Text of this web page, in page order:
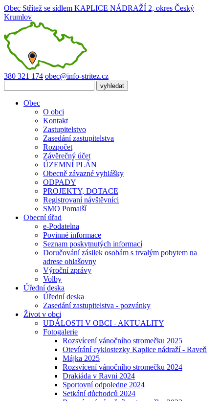
Obec Střítež se sídlem KAPLICE NÁDRAŽÍ 2, okres Český
Krumlov
380 321 174 obec@info-stritez.cz
Obec
O obci
Kontakt
Zastupitelstvo
Zasedání zastupitelstva
Rozpočet
Závěrečný účet
ÚZEMNÍ PLÁN
Obecně závazné vyhlášky
ODPADY
PROJEKTY, DOTACE
Registrovaní návštěvníci
SMO Pomalší
Obecní úřad
e-Podatelna
Povinné informace
Seznam poskytnutých informací
Doručování zásilek osobám s trvalým pobytem na
adrese ohlašovny
Výroční zprávy
Volby
Úřední deska
Úřední deska
Zasedání zastupitelstva - pozvánky
Život v obci
UDÁLOSTI V OBCI - AKTUALITY
Fotogalerie
Rozsvícení vánočního stromečku 2025
Otevírání cyklostezky Kaplice nádraží - Raveň
Májka 2025
Rozsvícení vánočního stromečku 2024
Drakiáda v Ravni 2024
Sportovní odpoledne 2024
Setkání důchodců 2024